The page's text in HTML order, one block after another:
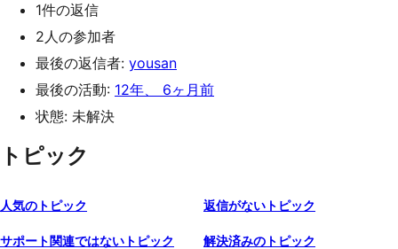
1件の返信
2人の参加者
最後の返信者: yousan
最後の活動: 12年、 6ヶ月前
状態: 未解決
トピック
人気のトピック 返信がないトピック
サポート関連ではないトピック 解決済みのトピック